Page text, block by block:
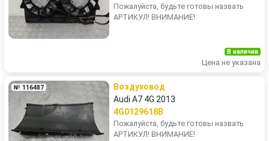
Пожалуйста, будьте готовы назвать
АРТИКУЛ! ВНИМАНИЕ!
В наличии
Цена не указана
№ 116487
Воздуховод
Audi A7 4G 2013
4G0129618B
Пожалуйста, будьте готовы назвать
АРТИКУЛ! ВНИМАНИЕ!